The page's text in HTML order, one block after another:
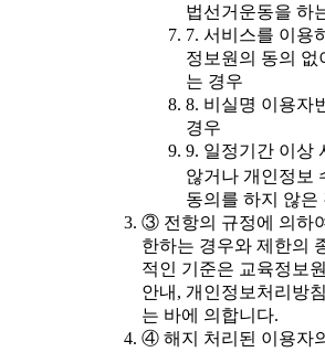
법선거운동을 하
7. 서비스를 이용
정보원의 동의
는 경우
8. 비실명 이용자
경우
9. 일정기간 이상
않거나 개인정보
동의를 하지 않은
③ 전항의 규정에 의하
한하는 경우와 제한의
적인 기준은 교육정보
안내, 개인정보처리방
는 바에 의합니다.
④ 해지 처리된 이용자